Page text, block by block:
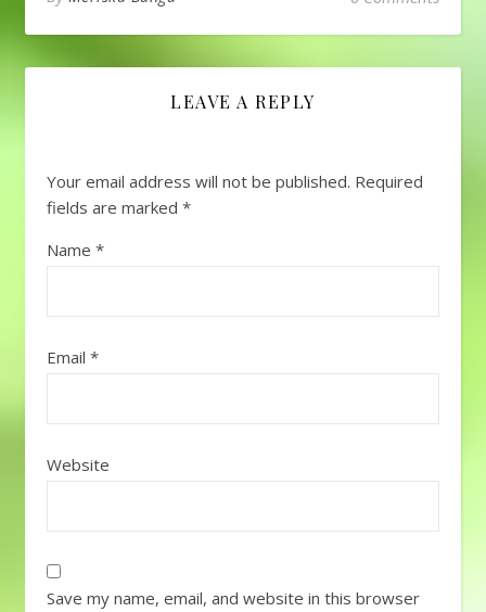
LEAVE A REPLY
Your email address will not be published. Required
fields are marked *
Name *
Email *
Website
Save my name, email, and website in this browser